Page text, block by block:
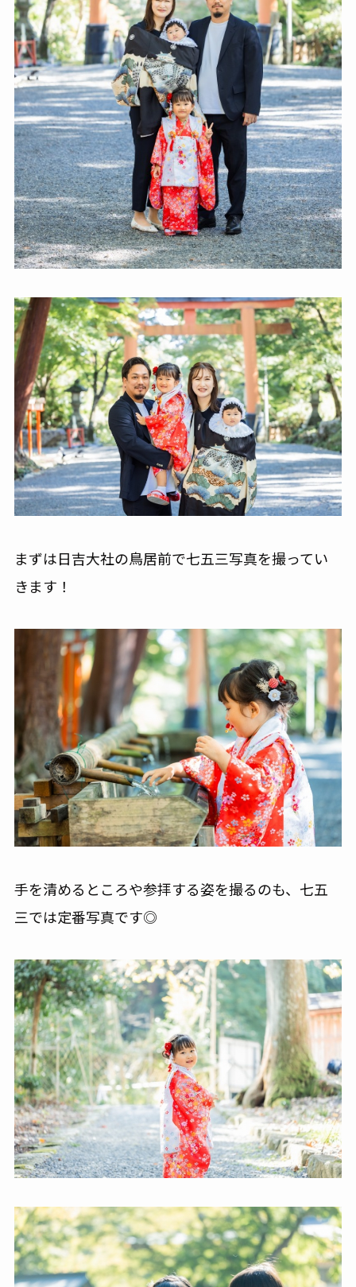
まずは日吉大社の鳥居前で七五三写真を撮ってい
きます！
手を清めるところや参拝する姿を撮るのも、七五
三では定番写真です◎